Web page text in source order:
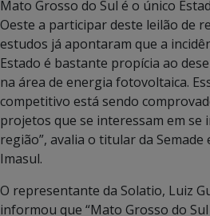
Mato Grosso do Sul é o único
Oeste a participar deste leilão de
estudos já apontaram que a
Estado é bastante propícia ao
na área de energia fotovoltaica.
competitivo está sendo
projetos que se interessam em se
região”, avalia o titular da
Imasul.
O representante da Solatio, Luiz
informou que “Mato Grosso do